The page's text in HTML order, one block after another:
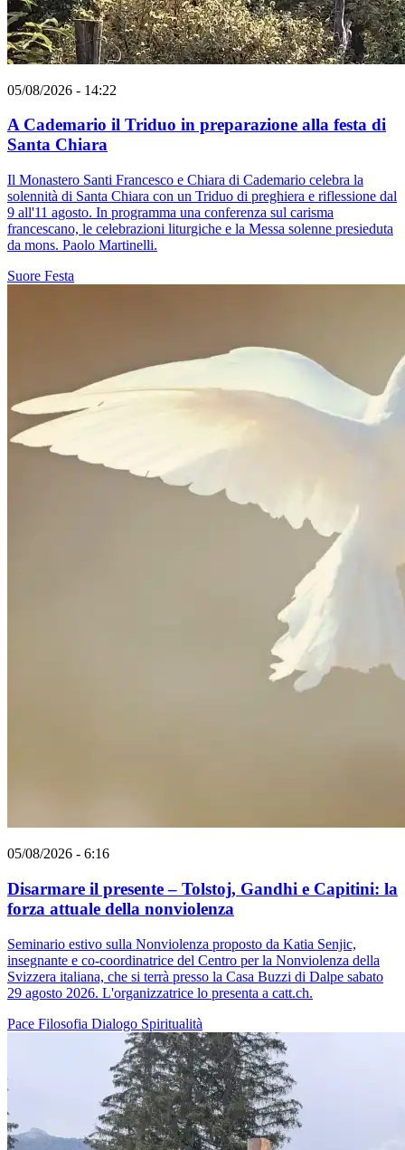
05/08/2026 - 14:22
A Cademario il Triduo in preparazione alla festa di
Santa Chiara
Il Monastero Santi Francesco e Chiara di Cademario celebra la
solennità di Santa Chiara con un Triduo di preghiera e riflessione dal
9 all'11 agosto. In programma una conferenza sul carisma
francescano, le celebrazioni liturgiche e la Messa solenne presieduta
da mons. Paolo Martinelli.
Suore Festa
05/08/2026 - 6:16
Disarmare il presente – Tolstoj, Gandhi e Capitini: la
forza attuale della nonviolenza
Seminario estivo sulla Nonviolenza proposto da Katia Senjic,
insegnante e co-coordinatrice del Centro per la Nonviolenza della
Svizzera italiana, che si terrà presso la Casa Buzzi di Dalpe sabato
29 agosto 2026. L'organizzatrice lo presenta a catt.ch.
Pace Filosofia Dialogo Spiritualità